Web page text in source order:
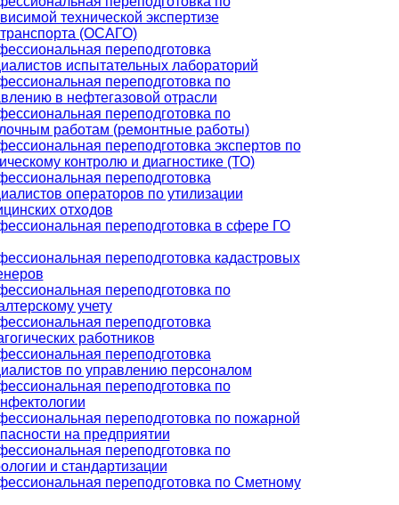
технической экспертизе
(ОСАГО)
переподготовка
испытательных лабораторий
переподготовка по
в нефтегазовой отрасли
переподготовка по
работам (ремонтные работы)
переподготовка экспертов по
контролю и диагностике (ТО)
переподготовка
операторов по утилизации
отходов
переподготовка в сфере ГО
переподготовка кадастровых
переподготовка по
учету
переподготовка
работников
переподготовка
по управлению персоналом
переподготовка по
переподготовка по пожарной
на предприятии
переподготовка по
и стандартизации
переподготовка по Сметному